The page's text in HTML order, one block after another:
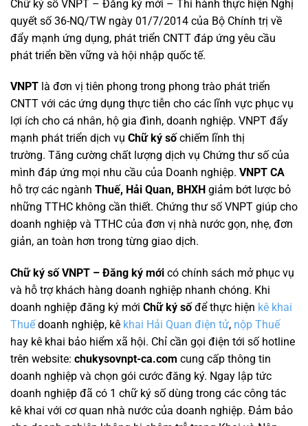
Chữ ký số VNPT – Đăng ký mới – Thi hành thực hiện Nghị
quyết số 36-NQ/TW ngày 01/7/2014 của Bộ Chính trị về
đẩy mạnh ứng dụng, phát triển CNTT đáp ứng yêu cầu
phát triển bền vững và hội nhập quốc tế.
VNPT là đơn vị tiên phong trong phong trào phát triển
CNTT với các ứng dụng thực tiễn cho các lĩnh vực phục vụ
lợi ích cho cá nhân, hộ gia đình, doanh nghiệp. VNPT đẩy
mạnh phát triển dịch vụ Chữ ký số chiếm lĩnh thị
trường. Tăng cường chất lượng dịch vụ Chứng thư số của
mình đáp ứng mọi nhu cầu của Doanh nghiệp. VNPT CA
hỗ trợ các ngành Thuế, Hải Quan, BHXH giảm bớt lược bỏ
những TTHC không cần thiết. Chứng thư số VNPT giúp cho
doanh nghiệp và TTHC của đơn vị nhà nước gọn, nhẹ, đơn
giản, an toàn hơn trong từng giao dịch.
Chữ ký số VNPT – Đăng ký mới có chính sách mở phục vụ
và hỗ trợ khách hàng doanh nghiệp nhanh chóng. Khi
doanh nghiệp đăng ký mới Chữ ký số để thực hiện kê khai
Thuếdoanh nghiệp, kê khai Hải Quan điện tử, nộp Thuế
hay kê khai bảo hiểm xã hội. Chỉ cần gọi điện tới số hotline
trên website: chukysovnpt-ca.com cung cấp thông tin
doanh nghiệp và chọn gói cước đăng ký. Ngay lập tức
doanh nghiệp đã có 1 chữ ký số dùng trong các công tác
kê khai với cơ quan nhà nước của doanh nghiệp. Đảm bảo